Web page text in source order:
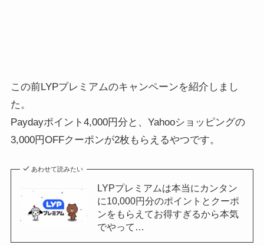
この前LYPプレミアムのキャンペーンを紹介しまし
た。
Paydayポイント4,000円分と、Yahooショッピングの
3,000円OFFクーポンが2枚もらえるやつです。
あわせて読みたい
LYPプレミアムは本当にカンタン
に10,000円分のポイントとクーポ
ンをもらえてお得すぎるから本気
でやって…